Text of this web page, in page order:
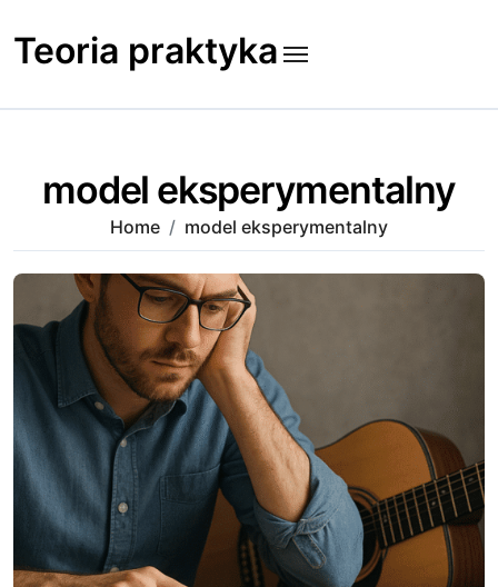
to
content
Teoria praktyka
model eksperymentalny
Home model eksperymentalny